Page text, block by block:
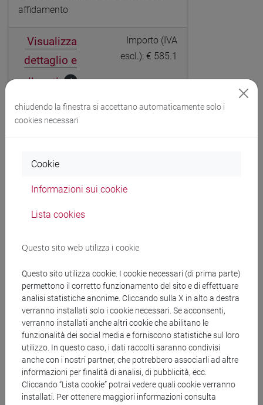
affidamento
Visualizza
dettaglio e
allegati
Importo (IVA
escl.): € 585.1
A cura di DAIS
Protocollo del 16/07/2026
Protocollo n. 183232 del 16/07/2026
TUTTOGARE 1202 - Affidamento
GmbH – euro 2.445,00 CIG:
BC64801C9C CUP:
H73C22002010006
Decreto o determina a contrarre e di
affidamento
Visualizza
dettaglio e
Importo (IVA
escl.): € 2445
chiudendo la finestra si accettano automaticamente solo i
cookies necessari
Cookie
Informazioni sui cookie
Lista cookies
Questo sito web utilizza i cookie
Questo sito utilizza cookie. I cookie necessari (di prima parte)
permettono il corretto funzionamento del sito e di effettuare
analisi statistiche anonime. Cliccando sulla X in alto a destra
verranno installati solo i cookie necessari. Se acconsenti,
verranno installati anche altri cookie che abilitano le
funzionalità dei social media e forniscono statistiche sul loro
utilizzo. In questo caso, i dati raccolti saranno condivisi
anche con i nostri partner, che potrebbero associarli ad altre
informazioni per finalità di analisi, di pubblicità, ecc.
Cliccando “Lista cookie” potrai vedere quali cookie verranno
installati. Per ottenere maggiori informazioni consulta